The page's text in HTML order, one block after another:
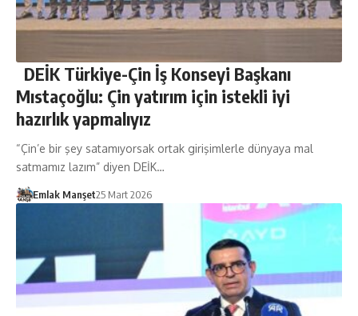
DEİK Türkiye-Çin İş Konseyi Başkanı
Mıstaçoğlu: Çin yatırım için istekli iyi
hazırlık yapmalıyız
“Çin’e bir şey satamıyorsak ortak girişimlerle dünyaya mal
satmamız lazım” diyen DEİK…
Emlak Manşet25 Mart 2026